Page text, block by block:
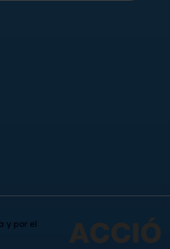
y por el